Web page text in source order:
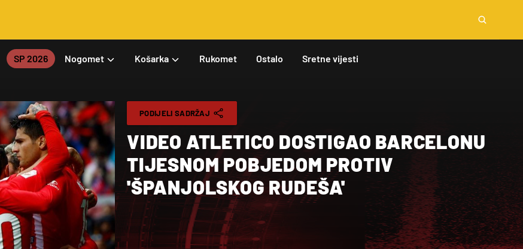
SP 2026 Nogomet Košarka Rukomet Ostalo Sretne vijesti
PODIJELI SADRŽAJ
VIDEO ATLETICO DOSTIGAO BARCELONU
TIJESNOM POBJEDOM PROTIV
'ŠPANJOLSKOG RUDEŠA'